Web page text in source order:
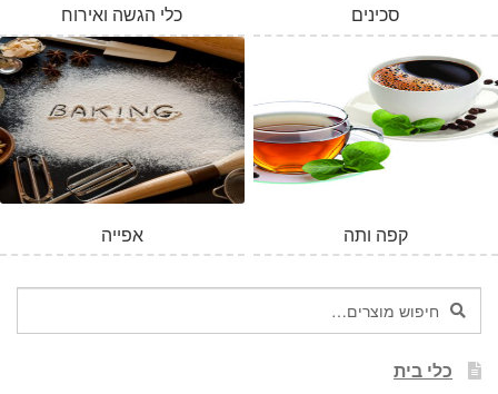
המלאי אזל
כלי הגשה ואירוח סכינים
אפייה קפה ותה
חיפוש
עבור:
חיפוש
כלי בית